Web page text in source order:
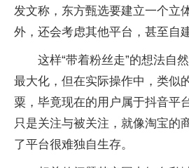
发文称，东方甄选要建立一个立
外，还会考虑其他平台，甚至自
这样“带着粉丝走”的想法自
最大化，但在实际操作中，类似
粟，毕竟现在的用户属于抖音平
只是关注与被关注，就像淘宝的
了平台很难独自生存。